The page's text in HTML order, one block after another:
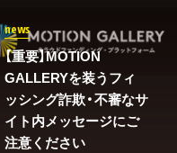
news
【重要】MOTION
GALLERYを装うフィ
ッシング詐欺・不審なサ
イト内メッセージにご
注意ください